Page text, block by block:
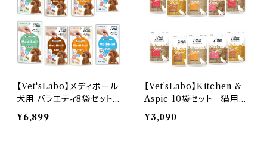
【Vet'sLabo】メディボール
犬用 バラエティ8袋セット⭐
メール便送料無料⭐
¥6,899
【Vet`sLabo】Kitchen &
Aspic 10袋セット 猫用⭐
メール便送料無料⭐
¥3,090